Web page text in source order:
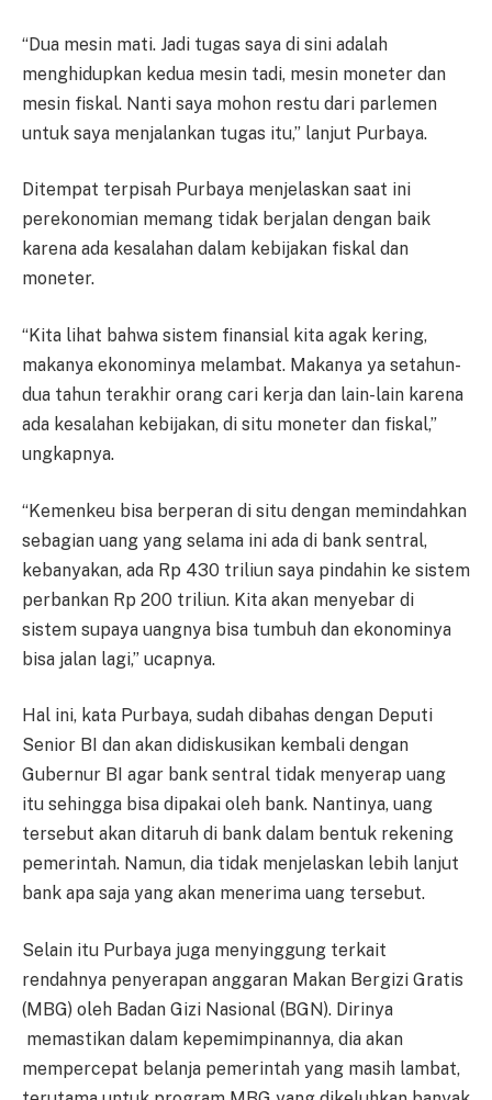
“Dua mesin mati. Jadi tugas saya di sini adalah
menghidupkan kedua mesin tadi, mesin moneter dan
mesin fiskal. Nanti saya mohon restu dari parlemen
untuk saya menjalankan tugas itu,” lanjut Purbaya.
Ditempat terpisah Purbaya menjelaskan saat ini
perekonomian memang tidak berjalan dengan baik
karena ada kesalahan dalam kebijakan fiskal dan
moneter.
“Kita lihat bahwa sistem finansial kita agak kering,
makanya ekonominya melambat. Makanya ya setahun-
dua tahun terakhir orang cari kerja dan lain-lain karena
ada kesalahan kebijakan, di situ moneter dan fiskal,”
ungkapnya.
“Kemenkeu bisa berperan di situ dengan memindahkan
sebagian uang yang selama ini ada di bank sentral,
kebanyakan, ada Rp 430 triliun saya pindahin ke sistem
perbankan Rp 200 triliun. Kita akan menyebar di
sistem supaya uangnya bisa tumbuh dan ekonominya
bisa jalan lagi,” ucapnya.
Hal ini, kata Purbaya, sudah dibahas dengan Deputi
Senior BI dan akan didiskusikan kembali dengan
Gubernur BI agar bank sentral tidak menyerap uang
itu sehingga bisa dipakai oleh bank. Nantinya, uang
tersebut akan ditaruh di bank dalam bentuk rekening
pemerintah. Namun, dia tidak menjelaskan lebih lanjut
bank apa saja yang akan menerima uang tersebut.
Selain itu Purbaya juga menyinggung terkait
rendahnya penyerapan anggaran Makan Bergizi Gratis
(MBG) oleh Badan Gizi Nasional (BGN). Dirinya
memastikan dalam kepemimpinannya, dia akan
mempercepat belanja pemerintah yang masih lambat,